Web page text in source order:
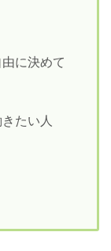
に決めて
たい人